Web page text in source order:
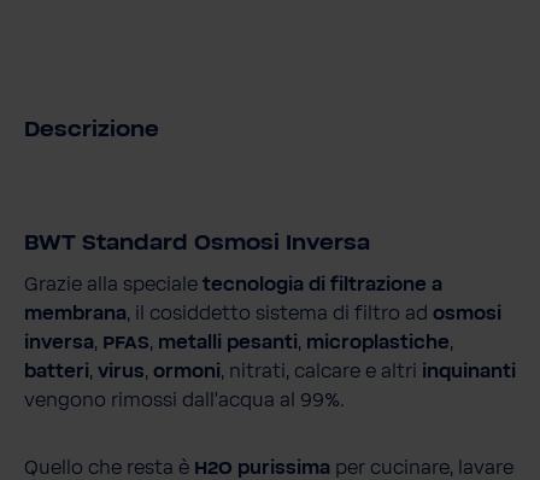
Descrizione
BWT Standard Osmosi Inversa
Grazie alla speciale tecnologia di filtrazione a
membrana, il cosiddetto sistema di filtro ad osmosi
inversa, PFAS, metalli pesanti, microplastiche,
batteri, virus, ormoni, nitrati, calcare e altri inquinanti
vengono rimossi dall'acqua al 99%.
Quello che resta è H2O purissima per cucinare, lavare